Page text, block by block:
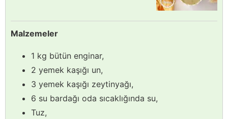
Malzemeler
1 kg bütün enginar,
2 yemek kaşığı un,
3 yemek kaşığı zeytinyağı,
6 su bardağı oda sıcaklığında su,
Tuz,